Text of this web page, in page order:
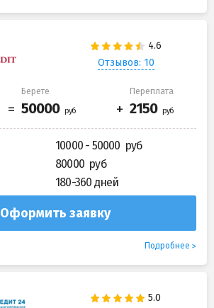
Отзывов: 10
Берете Переплата
10000 - 50000
80000
180-360 дней
Оформить заявку
Подробнее